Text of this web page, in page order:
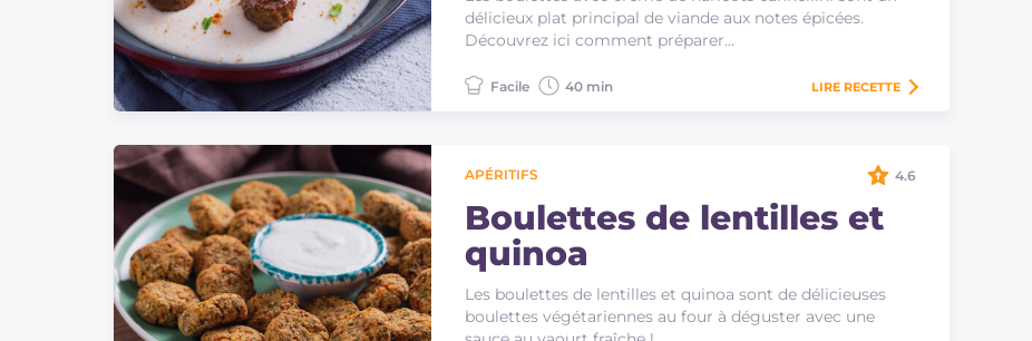
délicieux plat principal de viande aux notes épicées.
Découvrez ici comment préparer…
Facile 40 min LIRE RECETTE
APÉRITIFS
Boulettes de lentilles et
quinoa
Les boulettes de lentilles et quinoa sont de délicieuses
boulettes végétariennes au four à déguster avec une
4.6